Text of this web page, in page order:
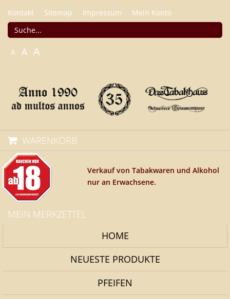
Kontakt Sitemap Impressum Mein Konto
A A A
WARENKORB
Verkauf von Tabakwaren und Alkohol
nur an Erwachsene.
MEIN MERKZETTEL
HOME
NEUESTE PRODUKTE
PFEIFEN